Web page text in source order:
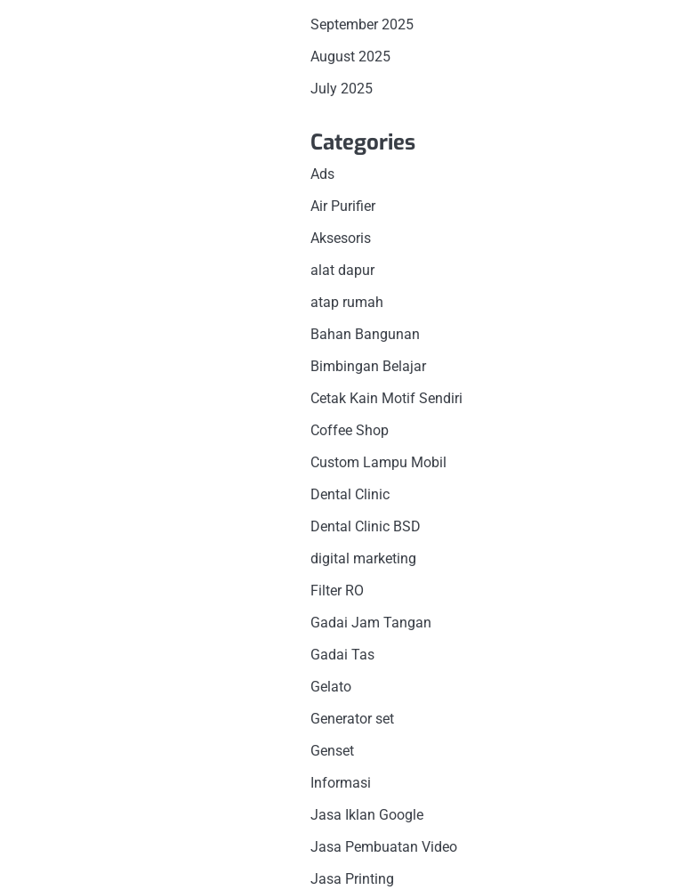
September 2025
August 2025
July 2025
Categories
Ads
Air Purifier
Aksesoris
alat dapur
atap rumah
Bahan Bangunan
Bimbingan Belajar
Cetak Kain Motif Sendiri
Coffee Shop
Custom Lampu Mobil
Dental Clinic
Dental Clinic BSD
digital marketing
Filter RO
Gadai Jam Tangan
Gadai Tas
Gelato
Generator set
Genset
Informasi
Jasa Iklan Google
Jasa Pembuatan Video
Jasa Printing